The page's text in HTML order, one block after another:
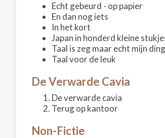
Echt gebeurd - op papier
En dan nog iets
In het kort
Japan in honderd kleine
Taal is zeg maar echt mijn ding
Taal voor de leuk
De Verwarde Cavia
De verwarde cavia
Terug op kantoor
Non-Fictie